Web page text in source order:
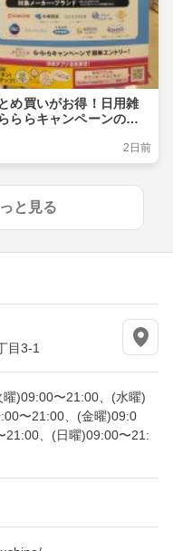
め買いがお得！日用雑
ららキャンペーンのお
2日前
と見る
目3-1
)09:00〜21:00、(水曜)
〜21:00、(金曜)09:0
21:00、(日曜)09:00〜21: